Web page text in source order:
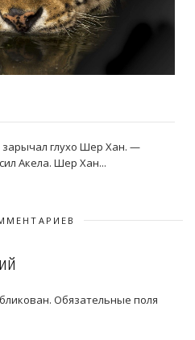
глухо Шер Хан. —
Акела. Шер Хан...
Обязательные поля